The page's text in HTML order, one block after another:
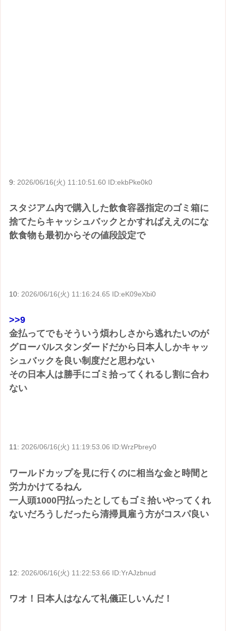
9: 2026/06/16(火) 11:10:51.60 ID:ekbPke0k0
スタジアム内で購入した飲食容器指定のゴミ箱に
捨てたらキャッシュバックとかすればええのにな
飲食物も最初からその値段設定で
10: 2026/06/16(火) 11:16:24.65 ID:eK09eXbi0
>>9
金払ってでもそういう煩わしさから逃れたいのが
グローバルスタンダードだから日本人しかキャッ
シュバックを良い制度だと思わない
その日本人は勝手にゴミ拾ってくれるし割に合わ
ない
11:2026/06/16(火) 11:19:53.06 ID:WrzPbrey0
ワールドカップを見に行くのに相当な金と時間と
労力かけてるねん
一人頭1000円払ったとしてもゴミ拾いやってくれ
ないだろうしだったら清掃員雇う方がコスパ良い
12: 2026/06/16(火) 11:22:53.66 ID:YrAJzbnud
ワオ！日本人はなんて礼儀正しいんだ！